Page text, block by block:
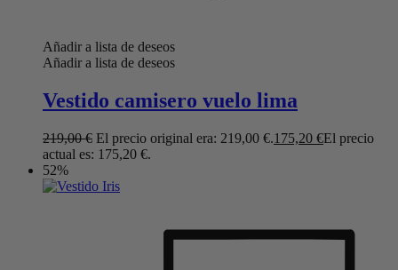
Añadir a lista de deseos
Añadir a lista de deseos
Vestido camisero vuelo lima
219,00€ El precio original era: 219,00 €.175,20 €El precio
actual es: 175,20 €.
52%